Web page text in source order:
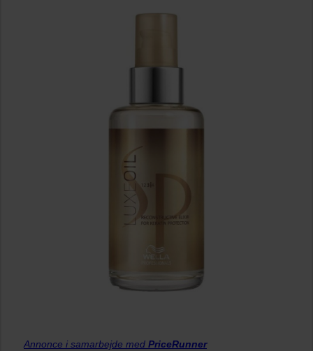
Annonce i samarbejde med PriceRunner